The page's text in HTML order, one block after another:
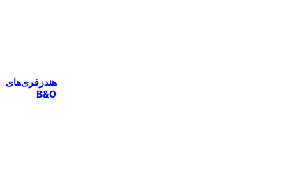
هندزفری‌های
B&O